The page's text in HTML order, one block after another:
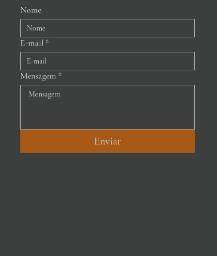
Nome
E-mail *
Mensagem *
Enviar